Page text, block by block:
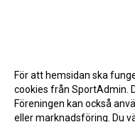
För att hemsidan ska
cookies från SportAdmin.
Föreningen kan också
eller marknadsföring. Du